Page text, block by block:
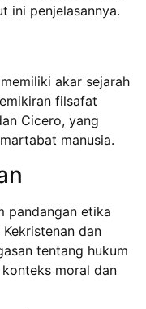
ini penjelasannya.
akar sejarah
filsafat
Cicero, yang
manusia.
pandangan etika
dan
tentang hukum
moral dan